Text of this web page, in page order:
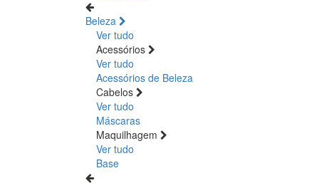
Beleza
Ver tudo
Acessórios
Ver tudo
Acessórios de Beleza
Cabelos
Ver tudo
Máscaras
Maquilhagem
Ver tudo
Base